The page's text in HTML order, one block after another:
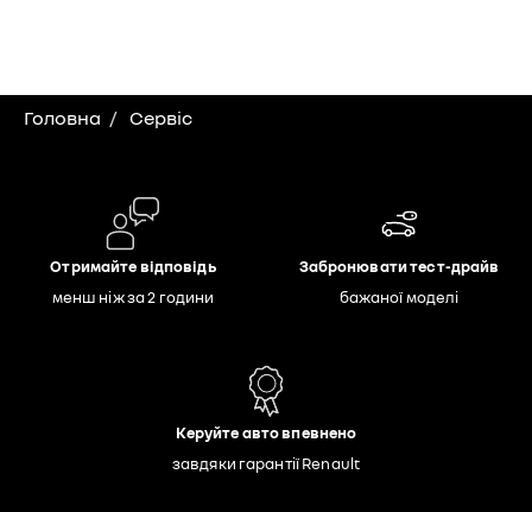
Головна Сервіс
Отримайте відповідь
менш ніж за 2 години
Забронювати тест-драйв
бажаної моделі
Керуйте авто впевнено
завдяки гарантії Renault